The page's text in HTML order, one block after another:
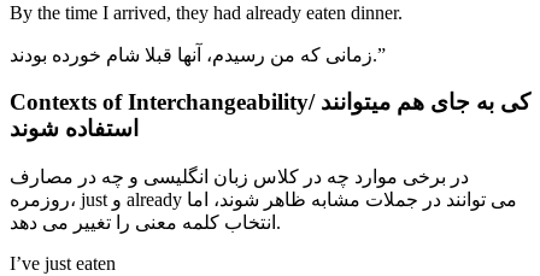
By the time I arrived, they had already eaten dinner.
زمانی که من رسیدم، آنها قبلا شام خورده بودند.”
Contexts of Interchangeability/ کی به جای هم میتوانند
استفاده شوند
در برخی موارد چه در کلاس زبان انگلیسی و چه در مصارف
روزمره، just و already می توانند در جملات مشابه ظاهر شوند، اما
انتخاب کلمه معنی را تغییر می دهد.
I’ve just eaten